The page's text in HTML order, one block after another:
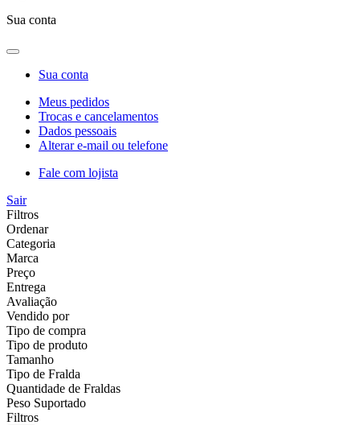
Sua conta
Sua conta
Meus pedidos
Trocas e cancelamentos
Dados pessoais
Alterar e-mail ou telefone
Fale com lojista
Sair
Filtros
Ordenar
Categoria
Marca
Preço
Entrega
Avaliação
Vendido por
Tipo de compra
Tipo de produto
Tamanho
Tipo de Fralda
Quantidade de Fraldas
Peso Suportado
Filtros